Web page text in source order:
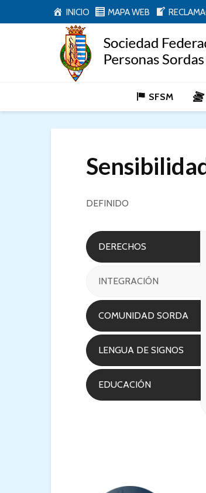
INICIO MAPA WEB
SFSM
DEFINIDO
DERECHOS
INTEGRACIÓN
COMUNIDAD SORDA
LENGUA DE SIGNOS
EDUCACIÓN